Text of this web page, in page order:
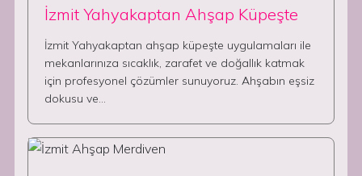
İzmit Yahyakaptan Ahşap Küpeşte
İzmit Yahyakaptan ahşap küpeşte uygulamaları ile
mekanlarınıza sıcaklık, zarafet ve doğallık katmak
için profesyonel çözümler sunuyoruz. Ahşabın eşsiz
dokusu ve…